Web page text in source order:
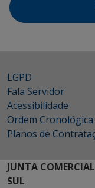
LGPD
Fala Servidor
Acessibilidade
Ordem
Planos de
JUNTA
SUL